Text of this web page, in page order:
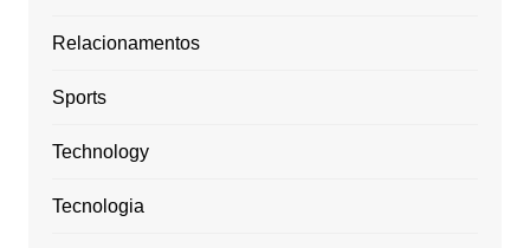
Relacionamentos
Sports
Technology
Tecnologia